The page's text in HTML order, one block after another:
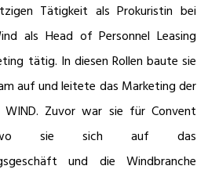
Tätigkeit als Prokuristin bei
als Head of Personnel Leasing
tätig. In diesen Rollen baute sie
auf und leitete das Marketing der
WIND. Zuvor war sie für Convent
wo sie sich auf das
und die Windbranche